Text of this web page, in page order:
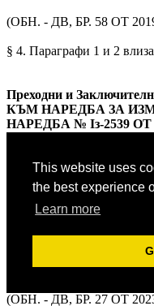
This website uses
the best experience
Learn more
(ОБН. - ДВ, БР. 58 ОТ
§ 4. Параграфи 1 и 2
Преходни и
КЪМ НАРЕДБА ЗА
НАРЕДБА № Із-2539
КОНТРОЛНИТЕ
ОТНЕМАНЕТО И
СПИСЪКА НА
ИЗВЪРШВАНЕТО НА
КОНТРОЛНИ ТОЧКИ
НАРУШЕНИЕТО, СЕ
УСЛОВИЯТА И РЕДА
ЗА ПРОВЕЖДАНЕ
(ОБН. - ДВ, БР. 27 ОТ